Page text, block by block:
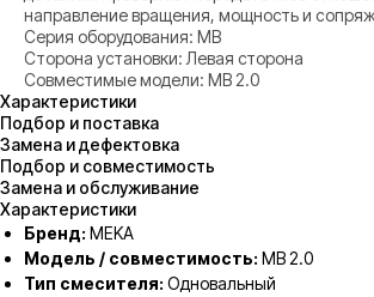
направление вращения, мощность и
Серия оборудования: MB
Сторона установки: Левая сторона
Совместимые модели: MB 2.0
Характеристики
Подбор и поставка
Замена и дефектовка
Подбор и совместимость
Замена и обслуживание
Характеристики
Бренд: MEKA
Модель / совместимость: MB 2.0
Тип смесителя: Одновальный